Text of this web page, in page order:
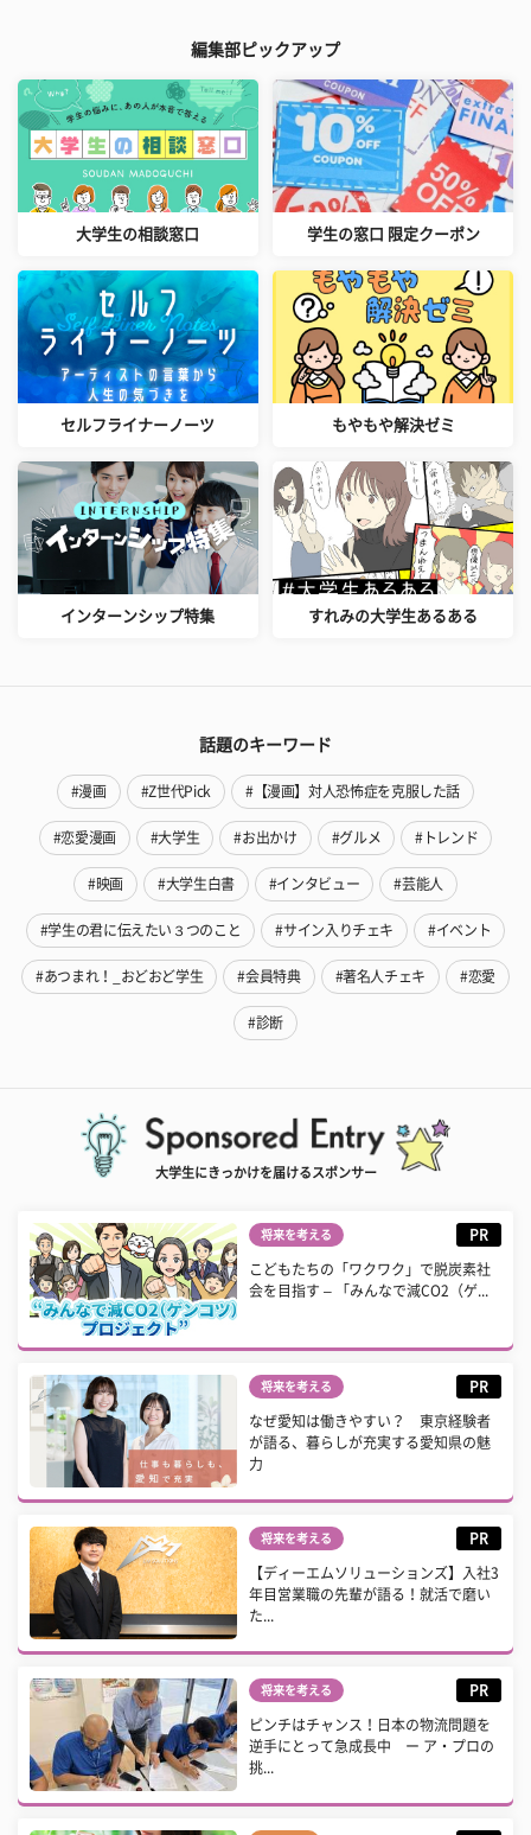
編集部ピックアップ
大学生の相談窓口 学生の窓口 限定クーポン
セルフライナーノーツ もやもや解決ゼミ
インターンシップ特集 すれみの大学生あるある
話題のキーワード
#漫画 #Z世代Pick #【漫画】対人恐怖症を克服した話
#恋愛漫画 #大学生 #お出かけ #グルメ #トレンド
#映画 #大学生白書 #インタビュー #芸能人
#学生の君に伝えたい３つのこと #サイン入りチェキ #イベント
#あつまれ！_おどおど学生 #会員特典 #著名人チェキ #恋愛
#診断
大学生にきっかけを届けるスポンサー
将来を考える PR
こどもたちの「ワクワク」で脱炭素社
会を目指す – 「みんなで減CO2（ゲ...
将来を考える PR
なぜ愛知は働きやすい？ 東京経験者
が語る、暮らしが充実する愛知県の魅
力
将来を考える PR
【ディーエムソリューションズ】入社3
年目営業職の先輩が語る！就活で磨い
た...
将来を考える PR
ピンチはチャンス！日本の物流問題を
逆手にとって急成長中 ー ア・プロの
挑...